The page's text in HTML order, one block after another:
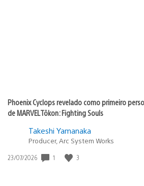
Phoenix Cyclops revelado como primeiro
de MARVEL Tōkon: Fighting Souls
Takeshi Yamanaka
Producer, Arc System Works
Data
23/07/2026 1 3